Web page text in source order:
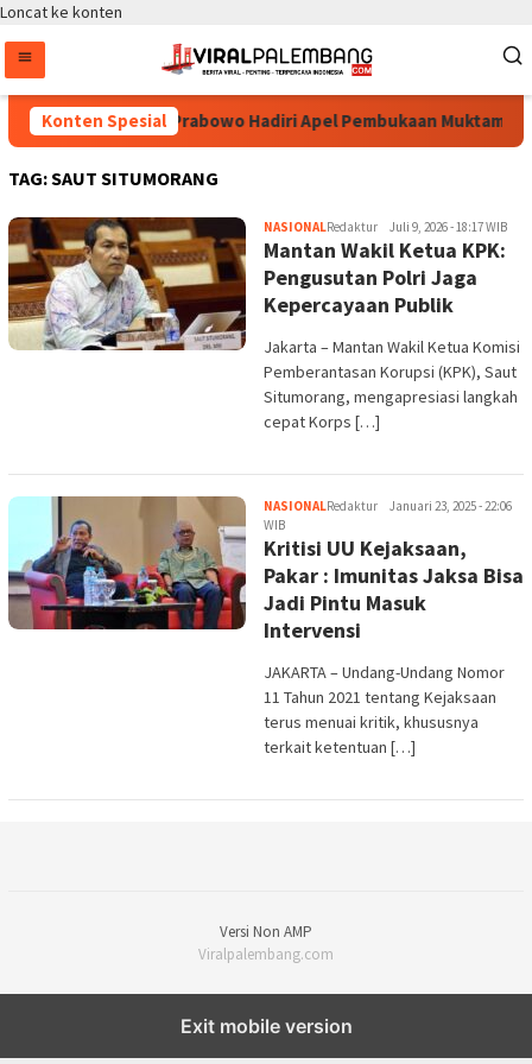
Loncat ke konten
Konten Spesial
Kapolri Listyo Sigit Prabowo Hadiri Apel Pembukaan Muktamar
TAG:SAUT SITUMORANG
NASIONALRedaktur Juli 9, 2026 - 18:17 WIB
Mantan Wakil Ketua KPK:
Pengusutan Polri Jaga
Kepercayaan Publik
Jakarta – Mantan Wakil Ketua Komisi
Pemberantasan Korupsi (KPK), Saut
Situmorang, mengapresiasi langkah
cepat Korps […]
NASIONALRedaktur
Januari 23, 2025 - 22:06
WIB
Kritisi UU Kejaksaan,
Pakar : Imunitas Jaksa Bisa
Jadi Pintu Masuk
Intervensi
JAKARTA – Undang-Undang Nomor
11 Tahun 2021 tentang Kejaksaan
terus menuai kritik, khususnya
terkait ketentuan […]
Versi Non AMP
Viralpalembang.com
Exit mobile version